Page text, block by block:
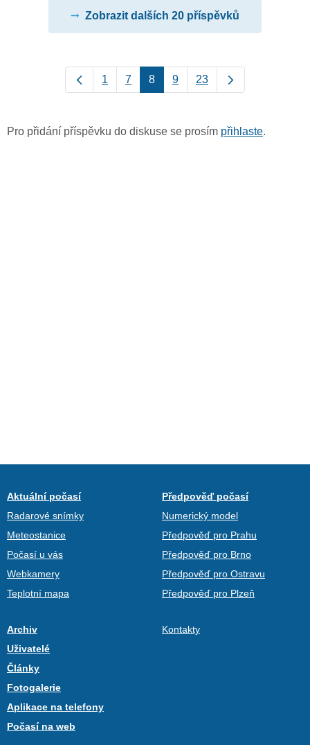
Zobrazit dalších 20 příspěvků
1 7 8 9 23
Pro přidání příspěvku do diskuse se prosím přihlaste.
Aktuální počasí
Radarové snímky
Meteostanice
Počasí u vás
Webkamery
Teplotní mapa
Předpověď počasí
Numerický model
Předpověď pro Prahu
Předpověď pro Brno
Předpověď pro Ostravu
Předpověď pro Plzeň
Archiv
Uživatelé
Články
Fotogalerie
Aplikace na telefony
Počasí na web
Kontakty